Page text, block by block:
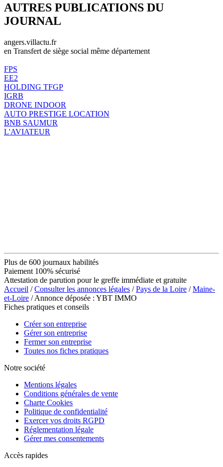
AUTRES PUBLICATIONS DU
JOURNAL
angers.villactu.fr
en Transfert de siège social même département
FPS
EE2
HOLDING TFGP
IGRB
DRONE INDOOR
AUTO PRESTIGE LOCATION
BNB SAUMUR
L'AVIATEUR
Plus de 600 journaux habilités
Paiement 100% sécurisé
Attestation de parution pour le greffe immédiate et gratuite
Accueil /Consulter les annonces légales /Pays de la Loire /Maine-
et-Loire / Annonce déposée : YBT IMMO
Fiches pratiques et conseils
Créer son entreprise
Gérer son entreprise
Fermer son entreprise
Toutes nos fiches pratiques
Notre société
Mentions légales
Conditions générales de vente
Charte Cookies
Politique de confidentialité
Exercer vos droits RGPD
Réglementation légale
Gérer mes consentements
Accès rapides